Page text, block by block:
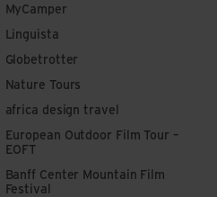
MyCamper
Linguista
Globetrotter
Nature Tours
africa design travel
European Outdoor Film Tour –
EOFT
Banff Center Mountain Film
Festival